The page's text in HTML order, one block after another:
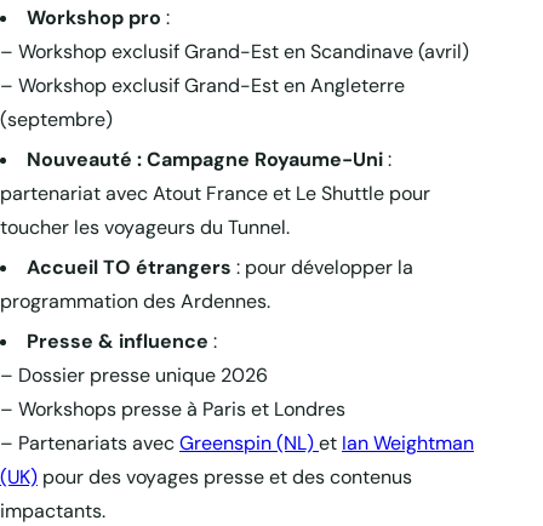
Workshop pro :
– Workshop exclusif Grand-Est en Scandinave (avril)
– Workshop exclusif Grand-Est en Angleterre
(septembre)
Nouveauté : Campagne Royaume-Uni:
partenariat avec Atout France et Le Shuttle pour
toucher les voyageurs du Tunnel.
Accueil TO étrangers : pour développer la
programmation des Ardennes.
Presse & influence :
– Dossier presse unique 2026
– Workshops presse à Paris et Londres
– Partenariats avecGreenspin (NL)et Ian Weightman
(UK) pour des voyages presse et des contenus
impactants.